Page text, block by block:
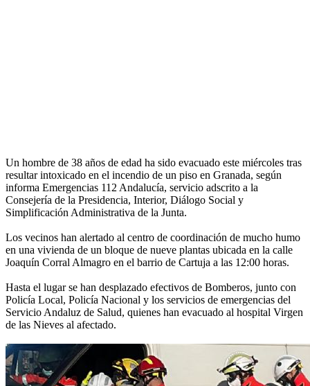
Un hombre de 38 años de edad ha sido evacuado este miércoles tras
resultar intoxicado en el incendio de un piso en Granada, según
informa Emergencias 112 Andalucía, servicio adscrito a la
Consejería de la Presidencia, Interior, Diálogo Social y
Simplificación Administrativa de la Junta.
Los vecinos han alertado al centro de coordinación de mucho humo
en una vivienda de un bloque de nueve plantas ubicada en la calle
Joaquín Corral Almagro en el barrio de Cartuja a las 12:00 horas.
Hasta el lugar se han desplazado efectivos de Bomberos, junto con
Policía Local, Policía Nacional y los servicios de emergencias del
Servicio Andaluz de Salud, quienes han evacuado al hospital Virgen
de las Nieves al afectado.